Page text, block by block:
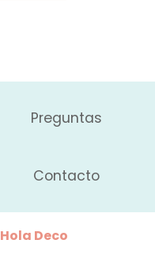
Preguntas
Contacto
Hola Deco